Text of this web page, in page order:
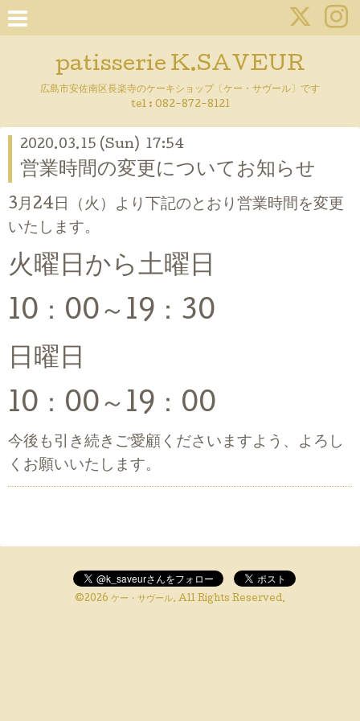
patisserie K.SAVEUR
広島市安佐南区長楽寺のケーキショップ〔ケー・サヴール〕です
tel : 082-872-8121
2020.03.15 (Sun) 17:54
営業時間の変更についてお知らせ
3月24日（火）より下記のとおり営業時間を変更
いたします。
火曜日から土曜日
10：00～19：30
日曜日
10：00～19：00
今後も引き続きご愛顧くださいますよう、 よろし
くお願いいたします。
©2026 ケー・サヴール. All Rights Reserved.